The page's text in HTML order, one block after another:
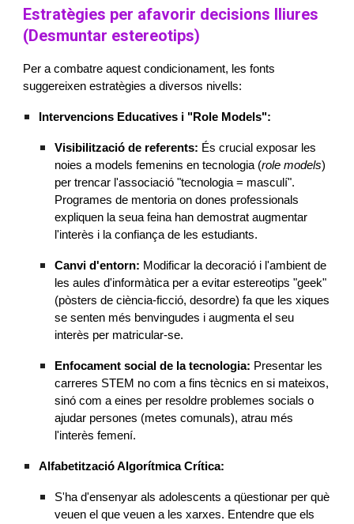
Estratègies per afavorir decisions lliures
(Desmuntar estereotips)
Per a combatre aquest condicionament, les fonts
suggereixen estratègies a diversos nivells:
Intervencions Educatives i "Role Models":
Visibilització de referents: És crucial exposar les
noies a models femenins en tecnologia (role models)
per trencar l'associació "tecnologia = masculí".
Programes de mentoria on dones professionals
expliquen la seua feina han demostrat augmentar
l'interès i la confiança de les estudiants.
Canvi d'entorn: Modificar la decoració i l'ambient de
les aules d'informàtica per a evitar estereotips "geek"
(pòsters de ciència-ficció, desordre) fa que les xiques
se senten més benvingudes i augmenta el seu
interès per matricular-se.
Enfocament social de la tecnologia: Presentar les
carreres STEM no com a fins tècnics en si mateixos,
sinó com a eines per resoldre problemes socials o
ajudar persones (metes comunals), atrau més
l'interès femení.
Alfabetització Algorítmica Crítica:
S'ha d'ensenyar als adolescents a qüestionar per què
veuen el que veuen a les xarxes. Entendre que els